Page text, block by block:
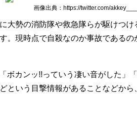
画像出典：https://twitter.com/
大勢の消防隊や救急隊らが駆けつ
。現時点で自殺なのか事故である
ボカンッ!!っていう凄い音がした」
という目撃情報があることなどか